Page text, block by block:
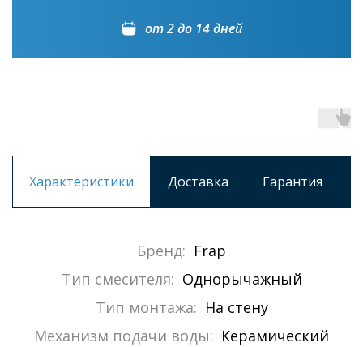
от 2 до 14 дней
Характеристики Доставка Гарантия
Бренд: Frap
Тип смесителя: Однорычажный
Тип монтажа: На стену
Механизм подачи воды: Керамический